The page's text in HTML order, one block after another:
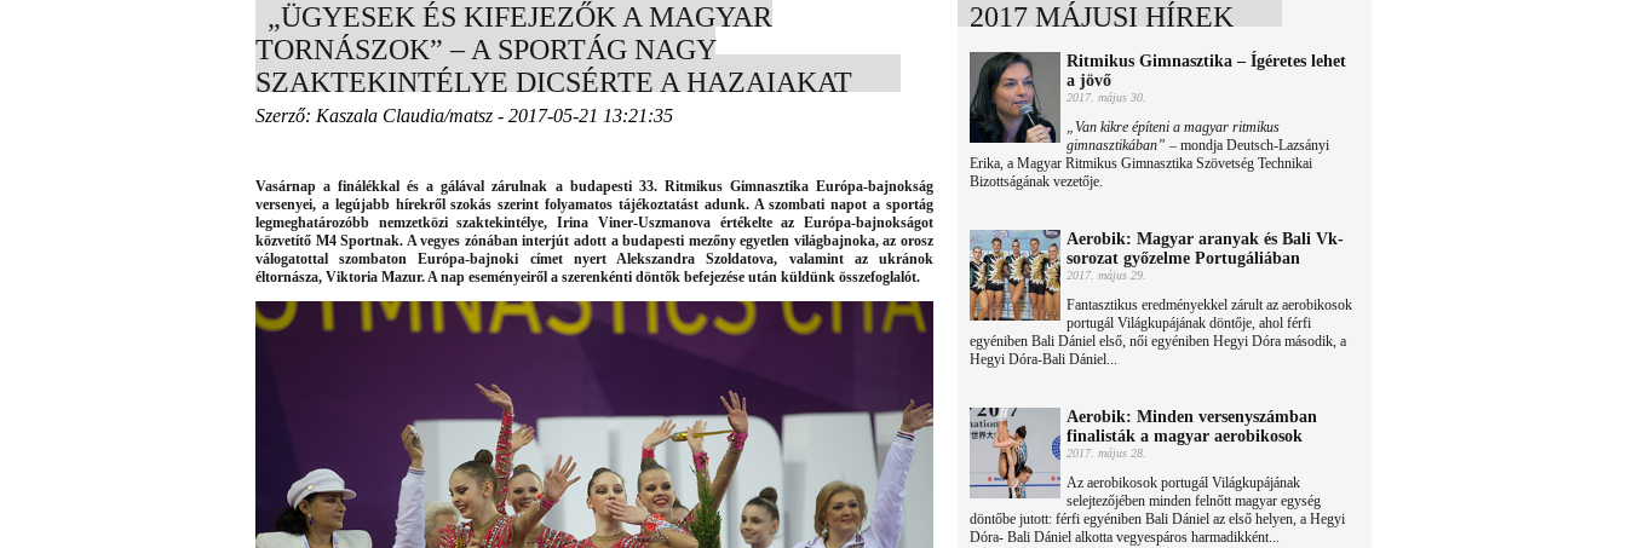
„ÜGYESEK ÉS KIFEJEZŐK A MAGYAR
TORNÁSZOK” – A SPORTÁG NAGY
SZAKTEKINTÉLYE DICSÉRTE A HAZAIAKAT
Szerző: Kaszala Claudia/matsz - 2017-05-21 13:21:35
Vasárnap a finálékkal és a gálával zárulnak a budapesti 33. Ritmikus Gimnasztika Európa-bajnokság
versenyei, a legújabb hírekről szokás szerint folyamatos tájékoztatást adunk. A szombati napot a sportág
legmeghatározóbb nemzetközi szaktekintélye, Irina Viner-Uszmanova értékelte az Európa-bajnokságot
közvetítő M4 Sportnak. A vegyes zónában interjút adott a budapesti mezőny egyetlen világbajnoka, az orosz
válogatottal szombaton Európa-bajnoki címet nyert Alekszandra Szoldatova, valamint az ukránok
éltornásza, Viktoria Mazur. A nap eseményeiről a szerenkénti döntők befejezése után küldünk összefoglalót.
2017 MÁJUSI HÍREK
Ritmikus Gimnasztika – Ígéretes lehet
a jövő
2017. május 30.
„Van kikre építeni a magyar ritmikus
gimnasztikában” – mondja Deutsch-Lazsányi
Erika, a Magyar Ritmikus Gimnasztika Szövetség Technikai
Bizottságának vezetője.
Aerobik: Magyar aranyak és Bali Vk-
sorozat győzelme Portugáliában
2017. május 29.
Fantasztikus eredményekkel zárult az aerobikosok
portugál Világkupájának döntője, ahol férfi
egyéniben Bali Dániel első, női egyéniben Hegyi Dóra második, a
Hegyi Dóra-Bali Dániel...
Aerobik: Minden versenyszámban
finalisták a magyar aerobikosok
2017. május 28.
Az aerobikosok portugál Világkupájának
selejtezőjében minden felnőtt magyar egység
döntőbe jutott: férfi egyéniben Bali Dániel az első helyen, a Hegyi
Dóra- Bali Dániel alkotta vegyespáros harmadikként...